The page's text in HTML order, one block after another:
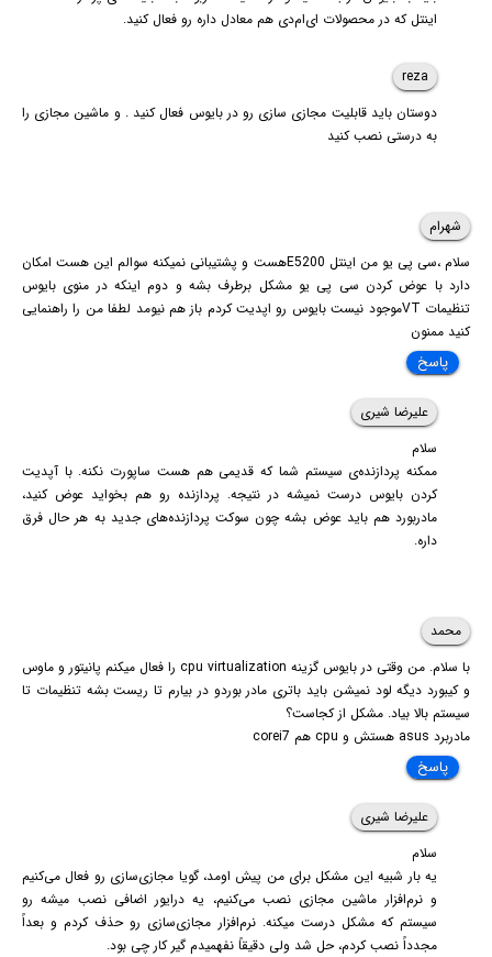
اینتل که در محصولات ای‌ام‌دی هم معادل داره رو فعال کنید.
reza
دوستان باید قابلیت مجازی سازی رو در بایوس فعال کنید . و ماشین مجازی را
به درستی نصب کنید
شهرام
سلام ،سی پی یو من اینتل E5200هست و پشتیبانی نمیکنه سوالم این هست امکان
دارد با عوض کردن سی پی یو مشکل برطرف بشه و دوم اینکه در منوی بایوس
تنظیمات VTموجود نیست بایوس رو اپدیت کردم باز هم نیومد لطفا من را راهنمایی
کنید ممنون
پاسخ
علیرضا شیری
سلام
ممکنه پردازنده‌ی سیستم شما که قدیمی هم هست ساپورت نکنه. با آپدیت
کردن بایوس درست نمیشه در نتیجه. پردازنده رو هم بخواید عوض کنید،
مادربورد هم باید عوض بشه چون سوکت پردازنده‌های جدید به هر حال فرق
داره.
محمد
با سلام. من وقتی در بایوس گزینه cpu virtualization را فعال میکنم پانیتور و ماوس
و کیبورد دیگه لود نمیشن باید باتری مادر بوردو در بیارم تا ریست بشه تنظیمات تا
سیستم بالا بیاد. مشکل از کجاست؟
مادربرد asus هستش و cpu هم corei7
پاسخ
علیرضا شیری
سلام
یه بار شبیه این مشکل برای من پیش اومد، گویا مجازی‌سازی رو فعال می‌کنیم
و نرم‌افزار ماشین مجازی نصب می‌کنیم، یه درایور اضافی نصب میشه رو
سیستم که مشکل درست میکنه. نرم‌افزار مجازی‌سازی رو حذف کردم و بعداً
مجدداً نصب کردم، حل شد ولی دقیقاً نفهمیدم گیر کار چی بود.